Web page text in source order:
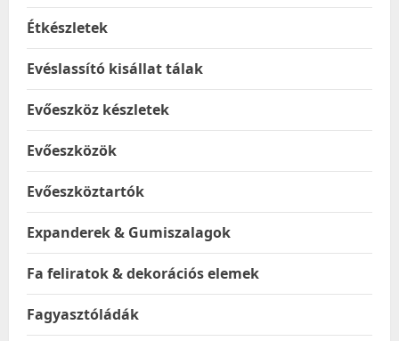
Étkészletek
Evéslassító kisállat tálak
Evőeszköz készletek
Evőeszközök
Evőeszköztartók
Expanderek & Gumiszalagok
Fa feliratok & dekorációs elemek
Fagyasztóládák